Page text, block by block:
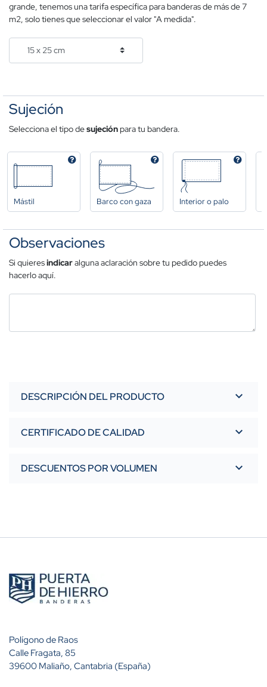
grande, tenemos una tarifa específica para banderas de más de 7
m2, solo tienes que seleccionar el valor "A medida".
Sujeción
Selecciona el tipo desujeciónpara tu bandera.
Mástil Barco con gaza Interior o palo
Observaciones
Si quieresindicaralguna aclaración sobre tu pedido puedes
hacerlo aquí.
DESCRIPCIÓN DEL PRODUCTO
CERTIFICADO DE CALIDAD
DESCUENTOS POR VOLUMEN
Polígono de Raos
Calle Fragata, 85
39600 Maliaño, Cantabria (España)